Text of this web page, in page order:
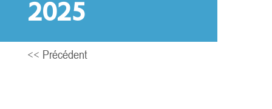
2025
<< Précédent